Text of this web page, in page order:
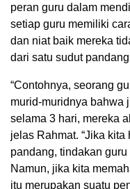
peran guru dalam
setiap guru memiliki
dan niat baik mereka
dari satu sudut
“Contohnya, seorang
murid-muridnya bahwa
selama 3 hari, mereka
jelas Rahmat. “Jika
pandang, tindakan
Namun, jika kita
itu merupakan suatu